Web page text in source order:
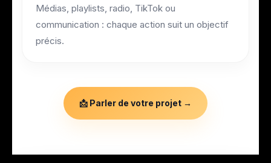
Médias, playlists, radio, TikTok ou
communication : chaque action suit un objectif
précis.
📩 Parler de votre projet →